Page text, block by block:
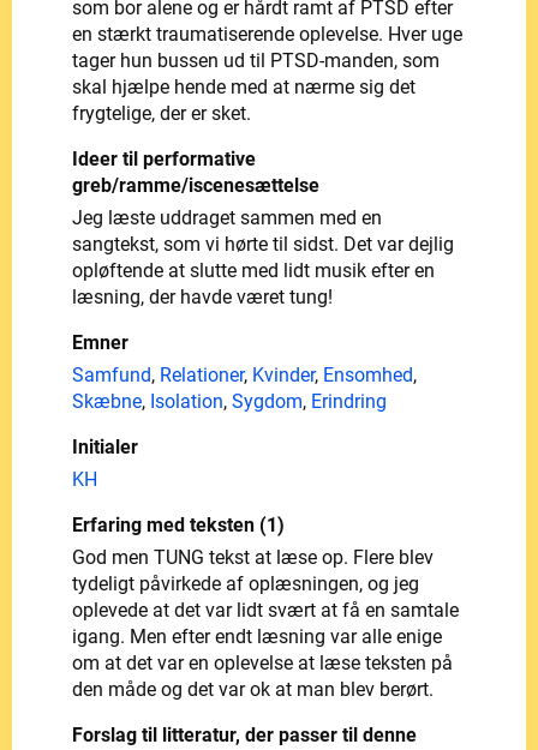
som bor alene og er hårdt ramt af PTSD efter
en stærkt traumatiserende oplevelse. Hver uge
tager hun bussen ud til PTSD-manden, som
skal hjælpe hende med at nærme sig det
frygtelige, der er sket.
Ideer til performative
greb/ramme/iscenesættelse
Jeg læste uddraget sammen med en
sangtekst, som vi hørte til sidst. Det var dejlig
opløftende at slutte med lidt musik efter en
læsning, der havde været tung!
Emner
Samfund, Relationer, Kvinder, Ensomhed,
Skæbne, Isolation, Sygdom, Erindring
Initialer
KH
Erfaring med teksten (1)
God men TUNG tekst at læse op. Flere blev
tydeligt påvirkede af oplæsningen, og jeg
oplevede at det var lidt svært at få en samtale
igang. Men efter endt læsning var alle enige
om at det var en oplevelse at læse teksten på
den måde og det var ok at man blev berørt.
Forslag til litteratur, der passer til denne